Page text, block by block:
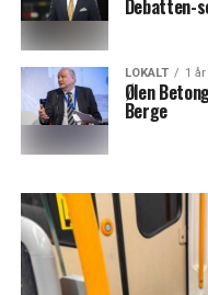
Debatten-
LOKALT 1
Ølen
Berge